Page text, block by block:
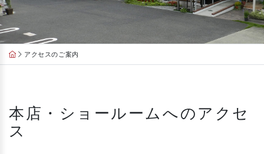
アクセスのご案内
本店・ショールームへのアクセ
ス